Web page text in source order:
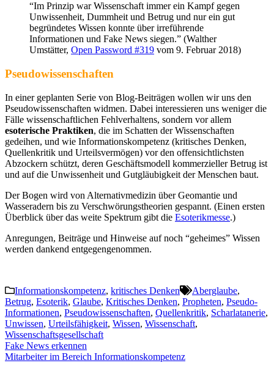
“Im Prinzip war Wissenschaft immer ein Kampf gegen
Unwissenheit, Dummheit und Betrug und nur ein gut
begründetes Wissen konnte über irreführende
Informationen und Fake News siegen.” (Walther
Umstätter, Open Password #319 vom 9. Februar 2018)
Pseudowissenschaften
In einer geplanten Serie von Blog-Beiträgen wollen wir uns den
Pseudowissenschaften widmen. Dabei interessieren uns weniger die
Fälle wissenschaftlichen Fehlverhaltens, sondern vor allem
esoterische Praktiken, die im Schatten der Wissenschaften
gedeihen, und wie Informationskompetenz (kritisches Denken,
Quellenkritik und Urteilsvermögen) vor den offensichtlichsten
Abzockern schützt, deren Geschäftsmodell kommerzieller Betrug ist
und auf die Unwissenheit und Gutgläubigkeit der Menschen baut.
Der Bogen wird von Alternativmedizin über Geomantie und
Wasseradern bis zu Verschwörungstheorien gespannt. (Einen ersten
Überblick über das weite Spektrum gibt die Esoterikmesse.)
Anregungen, Beiträge und Hinweise auf noch “geheimes” Wissen
werden dankend entgegengenommen.
Informationskompetenz, kritisches Denken Aberglaube,
Betrug, Esoterik, Glaube, Kritisches Denken, Propheten, Pseudo-
Informationen, Pseudowissenschaften, Quellenkritik, Scharlatanerie,
Unwissen, Urteilsfähigkeit, Wissen, Wissenschaft,
Wissenschaftsgesellschaft
Post
navigation
Fake News erkennen
Mitarbeiter im Bereich Informationskompetenz